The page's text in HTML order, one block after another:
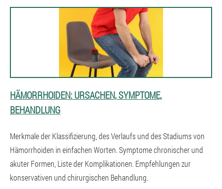
HÄMORRHOIDEN: URSACHEN, SYMPTOME,
BEHANDLUNG
Merkmale der Klassifizierung, des Verlaufs und des Stadiums von
Hämorrhoiden in einfachen Worten. Symptome chronischer und
akuter Formen, Liste der Komplikationen. Empfehlungen zur
konservativen und chirurgischen Behandlung.